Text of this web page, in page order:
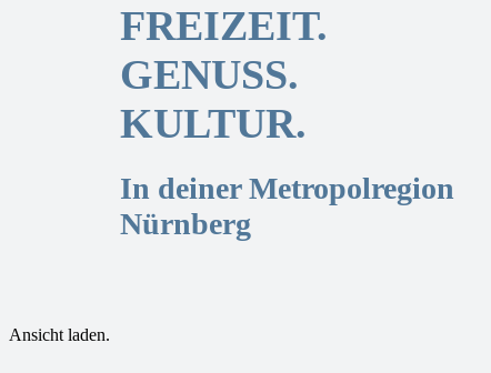
FREIZEIT.
GENUSS.
KULTUR.
In deiner Metropolregion
Nürnberg
Ansicht laden.